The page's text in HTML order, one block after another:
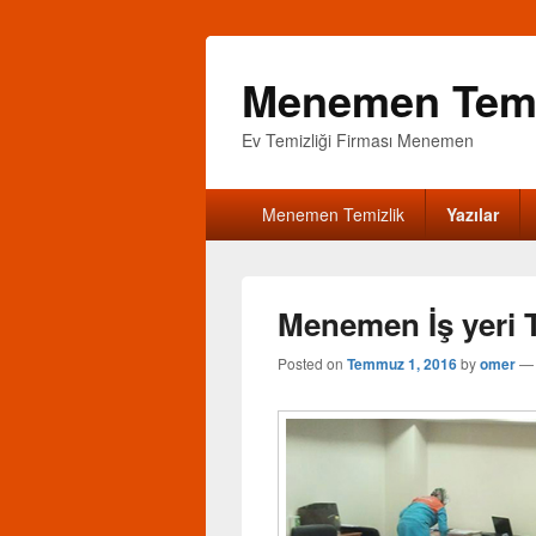
Menemen
Ev Temizliği Firması Menemen
Birincil
menü Menemen Temizlik Yazılar
Menemen İş yeri
Posted on Temmuz 1, 2016byomer—